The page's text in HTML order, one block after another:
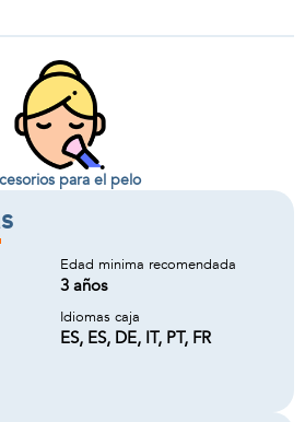
para el pelo
Edad minima recomendada
3 años
Idiomas caja
ES, ES, DE, IT, PT, FR